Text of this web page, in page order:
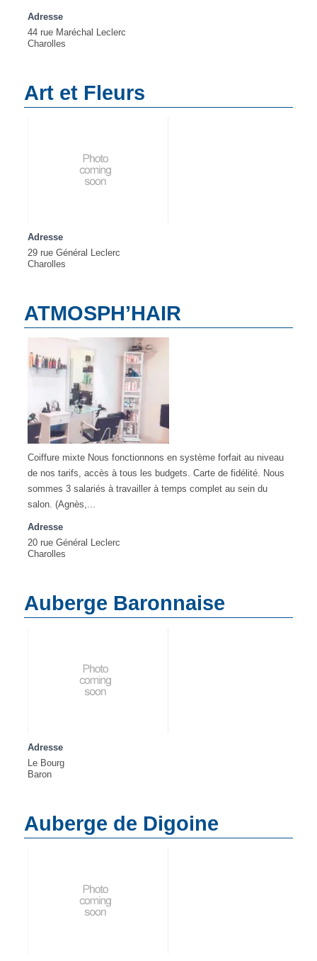
Adresse
44 rue Maréchal Leclerc
Charolles
Art et Fleurs
Adresse
29 rue Général Leclerc
Charolles
ATMOSPH’HAIR
Coiffure mixte Nous fonctionnons en système forfait au niveau
de nos tarifs, accès à tous les budgets. Carte de fidélité. Nous
sommes 3 salariés à travailler à temps complet au sein du
salon. (Agnès,...
Adresse
20 rue Général Leclerc
Charolles
Auberge Baronnaise
Adresse
Le Bourg
Baron
Auberge de Digoine